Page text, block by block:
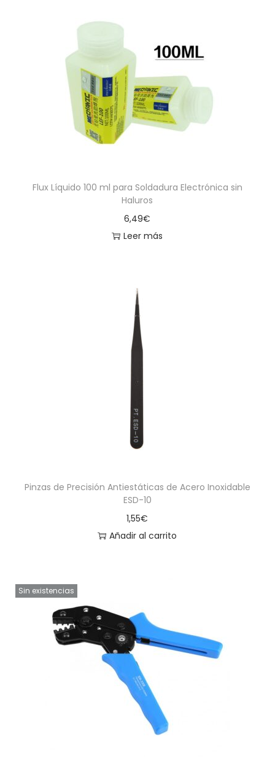
Flux Líquido 100 ml para Soldadura Electrónica sin
Haluros
6,49€
Leer más
Pinzas de Precisión Antiestáticas de Acero Inoxidable
ESD-10
1,55€
Añadir al carrito
Sin existencias